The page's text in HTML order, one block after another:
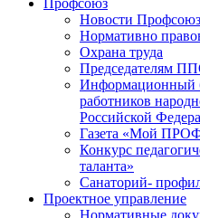
Профсоюз
Новости
Нормативно
Охрана труда
Председателям
Информационный
работников
Российской
Газета «Мой
Конкурс
таланта»
Санаторий-
Проектное управление